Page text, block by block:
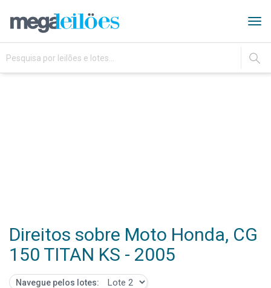
IR
Direitos sobre Moto Honda, CG
150 TITAN KS - 2005
Navegue pelos lotes: